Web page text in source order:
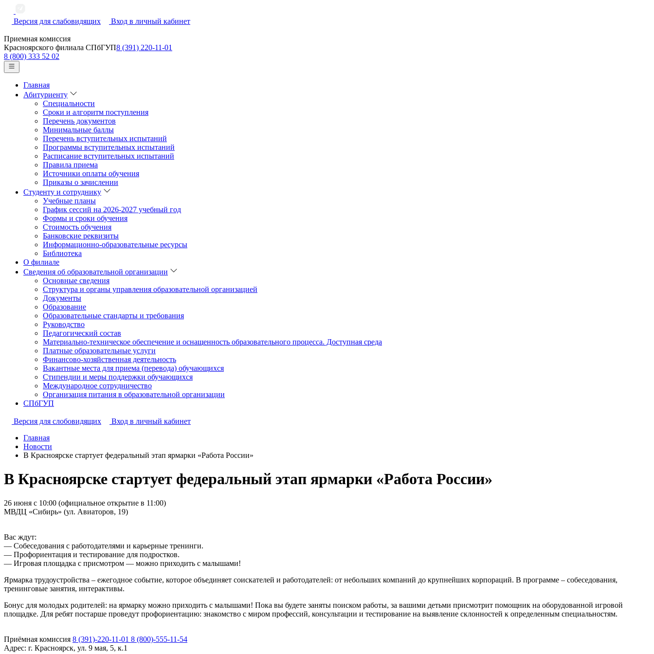
Версия для слабовидящих Вход в личный кабинет
Приемная комиссия
Красноярского филиала СПбГУП8 (391) 220-11-01
8 (800) 333 52 02
Главная
Абитуриенту
Специальности
Сроки и алгоритм поступления
Перечень документов
Минимальные баллы
Перечень вступительных испытаний
Программы вступительных испытаний
Расписание вступительных испытаний
Правила приема
Источники оплаты обучения
Приказы о зачислении
Студенту и сотруднику
Учебные планы
График сессий на 2026-2027 учебный год
Формы и сроки обучения
Стоимость обучения
Банковские реквизиты
Информационно-образовательные ресурсы
Библиотека
О филиале
Сведения об образовательной организации
Основные сведения
Структура и органы управления образовательной организацией
Документы
Образование
Образовательные стандарты и требования
Руководство
Педагогический состав
Материально-техническое обеспечение и оснащенность образовательного процесса. Доступная среда
Платные образовательные услуги
Финансово-хозяйственная деятельность
Вакантные места для приема (перевода) обучающихся
Стипендии и меры поддержки обучающихся
Международное сотрудничество
Организация питания в образовательной организации
СПбГУП
Версия для слобовидящих
Вход в личный кабинет
Главная
Новости
В Красноярске стартует федеральный этап ярмарки «Работа России»
В Красноярске стартует федеральный этап ярмарки «Работа России»
26 июня с 10:00 (официальное открытие в 11:00)
МВДЦ «Сибирь» (ул. Авиаторов, 19)
Вас ждут:
— Собеседования с работодателями и карьерные тренинги.
— Профориентация и тестирование для подростков.
— Игровая площадка с присмотром — можно приходить с малышами!
Ярмарка трудоустройства – ежегодное событие, которое объединяет соискателей и работодателей: от небольших компаний до крупнейших корпораций. В программе – собеседования,
тренинговые занятия, интерактивы.
Бонус для молодых родителей: на ярмарку можно приходить с малышами! Пока вы будете заняты поиском работы, за вашими детьми присмотрит помощник на оборудованной игровой
площадке. Для ребят постарше проведут профориентацию: знакомство с миром профессий, консультации и тестирование на выявление склонностей к определенным специальностям.
Приёмная комиссия 8 (391)-220-11-01 8 (800)-555-11-54
Адрес: г. Красноярск, ул. 9 мая, 5, к.1